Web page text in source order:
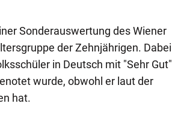
Sonderauswertung des Wiener
der Zehnjährigen. Dabei
in Deutsch mit "Sehr Gut"
wurde, obwohl er laut der
hat.